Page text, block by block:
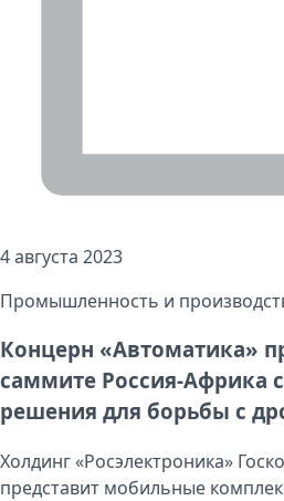
4 августа 2023
Промышленность и
Концерн «Автоматика»
саммите Россия-Африка
решения для борьбы с
Холдинг «Росэлектроника»
представит мобильные